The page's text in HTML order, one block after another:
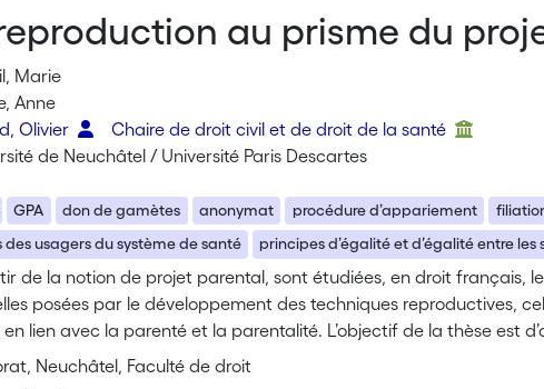
au prisme du
Marie
Anne
Olivier
Chaire de droit civil et de droit de la santé
de Neuchâtel / Université Paris Descartes
GPA don de gamètes anonymat procédure d’appariement
des usagers du système de santé
principes d’égalité et d’égalité entre les
de la notion de projet parental, sont étudiées, en droit français,
posées par le développement des techniques reproductives,
en lien avec la parenté et la parentalité. L’objectif de la thèse est
et en particulier ceux qui restreignent le rôle des femmes à la
Neuchâtel, Faculté de droit